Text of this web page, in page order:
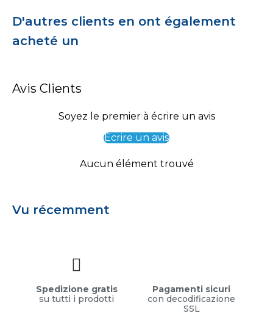
D'autres clients en ont également
acheté un
Avis Clients
Soyez le premier à écrire un avis
Écrire un avis
Aucun élément trouvé
Vu récemment
Spedizione gratis
su tutti i prodotti
Pagamenti sicuri
con decodificazione
SSL